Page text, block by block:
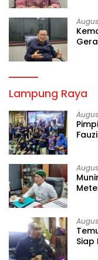
Lampung Raya
Siap